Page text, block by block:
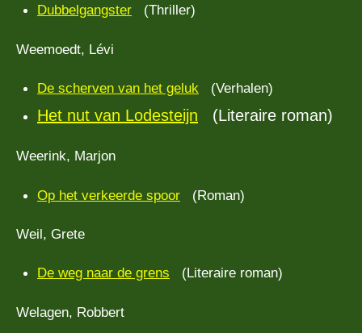
Dubbelgangster (Thriller)
Weemoedt, Lévi
De scherven van het geluk (Verhalen)
Het nut van Lodesteijn (Literaire roman)
Weerink, Marjon
Op het verkeerde spoor (Roman)
Weil, Grete
De weg naar de grens (Literaire roman)
Welagen, Robbert